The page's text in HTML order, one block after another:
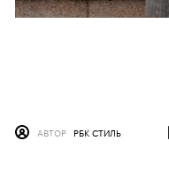
АВТОР РБК СТИЛЬ